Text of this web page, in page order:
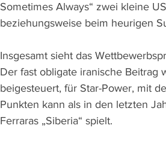
Sometimes Always“ zwei kleine
beziehungsweise beim heurigen
Insgesamt sieht das
Der fast obligate iranische Beitrag
beigesteuert, für Star-Power, mit
Punkten kann als in den letzten
Ferraras „Siberia“ spielt.